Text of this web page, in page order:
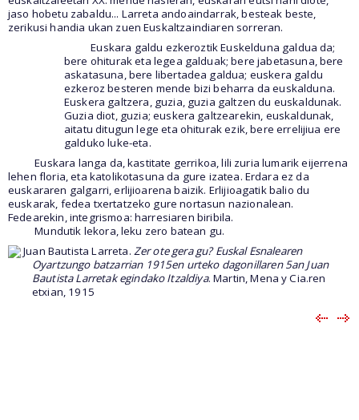
jaso hobetu zabaldu... Larreta andoaindarrak, besteak beste,
zerikusi handia ukan zuen Euskaltzaindiaren sorreran.
Euskara galdu ezkeroztik Euskelduna galdua da;
bere ohiturak eta legea galduak; bere jabetasuna, bere
askatasuna, bere libertadea galdua; euskera galdu
ezkeroz besteren mende bizi beharra da euskalduna.
Euskera galtzera, guzia, guzia galtzen du euskaldunak.
Guzia diot, guzia; euskera galtzearekin, euskaldunak,
aitatu ditugun lege eta ohiturak ezik, bere errelijiua ere
galduko luke-eta.
Euskara langa da, kastitate gerrikoa, lili zuria lumarik eijerrena
lehen floria, eta katolikotasuna da gure izatea. Erdara ez da
euskararen galgarri, erlijioarena baizik. Erlijioagatik balio du
euskarak, fedea txertatzeko gure nortasun nazionalean.
Fedearekin, integrismoa: harresiaren biribila.
Mundutik lekora, leku zero batean gu.
Juan Bautista Larreta. Zer ote gera gu? Euskal Esnalearen
Oyartzungo batzarrian 1915en urteko dagonillaren 5an Juan
Bautista Larretak egindako Itzaldiya. Martin, Mena y Cia.ren
etxian, 1915